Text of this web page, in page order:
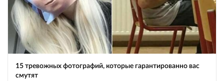
15 тревожных фотографий, которые гарантированно вас
смутят